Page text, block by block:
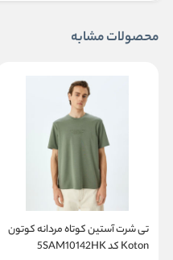
محصولات مشابه
تی شرت آستین کوتاه مردانه کوتون
Koton کد 5SAM10142HK